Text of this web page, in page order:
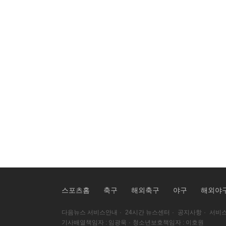
스포츠홈 축구 해외축구 야구 해외야
다음뉴스 서비스안내 · 24시간 뉴스센터 · 공지사항 ·
서비
기사배열책임자 : 임광욱 · 청소년보호책임자 : 이호원